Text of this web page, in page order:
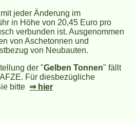
jeder Änderung im
in Höhe von 20,45 Euro pro
verbunden ist. Ausgenommen
von Aschetonnen und
von Neubauten.
der "Gelben Tonnen" fällt
Für diesbezügliche
bitte ⇒ hier